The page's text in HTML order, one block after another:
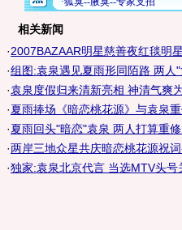
相关新闻
·2007BAZAAR明星慈善夜红毯明
·组图:袁泉遇见夏雨形同陌路 两人
·袁泉度假归来清新亮相 神清气爽
·夏雨捧场《暗恋桃花源》与袁泉
·夏雨回头"暗恋"袁泉 两人打算重
·两岸三地众星共庆暗恋桃花源祝
·独家:袁泉北京代言 当选MTV头号